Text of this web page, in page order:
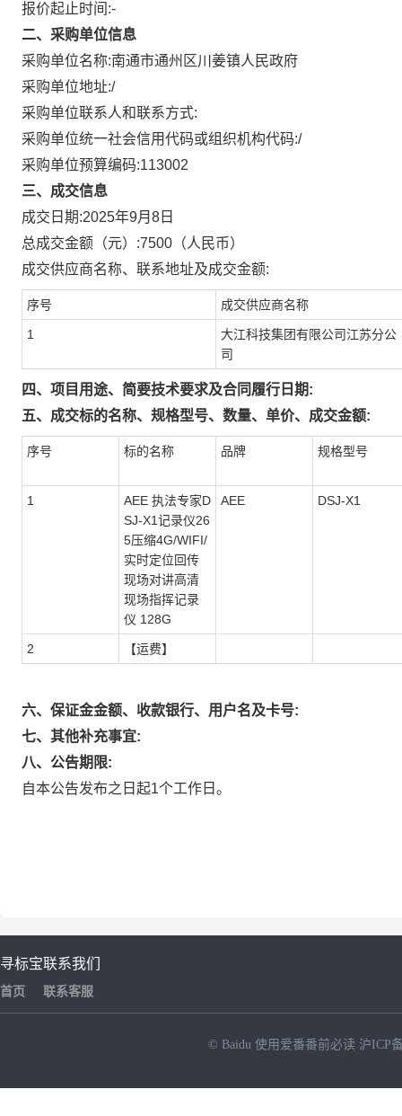
报价起止时间:-
二、采购单位信息
采购单位名称:南通市通州区川姜镇人民政府
采购单位地址:/
采购单位联系人和联系方式:
采购单位统一社会信用代码或组织机构代码:/
采购单位预算编码:113002
三、成交信息
成交日期:2025年9月8日
总成交金额（元）:7500 （人民币）
成交供应商名称、联系地址及成交金额:
序号 成交供应商名称
1
大江科技集团有限公司江苏分公
司
四、项目用途、简要技术要求及合同履行日期:
五、成交标的名称、规格型号、数量、单价、成交金额:
序号 标的名称 品牌 规格型号
1
AEE 执法专家D
SJ-X1记录仪26
5压缩4G/WIFI/
实时定位回传
现场对讲高清
现场指挥记录
仪 128G
AEE DSJ-X1
2 【运费】
六、保证金金额、收款银行、用户名及卡号:
七、其他补充事宜:
八、公告期限:
自本公告发布之日起1个工作日。
寻标宝
首页
联系我们
联系客服
© Baidu 使用爱番番前必读 沪ICP